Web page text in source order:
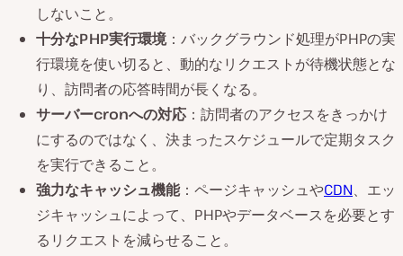
しないこと。
十分なPHP実行環境：バックグラウンド処理がPHPの実
行環境を使い切ると、動的なリクエストが待機状態とな
り、訪問者の応答時間が長くなる。
サーバーcronへの対応 ：訪問者のアクセスをきっかけ
にするのではなく、決まったスケジュールで定期タスク
を実行できること。
強力なキャッシュ機能：ページキャッシュやCDN、エッ
ジキャッシュによって、PHPやデータベースを必要とす
るリクエストを減らせること。